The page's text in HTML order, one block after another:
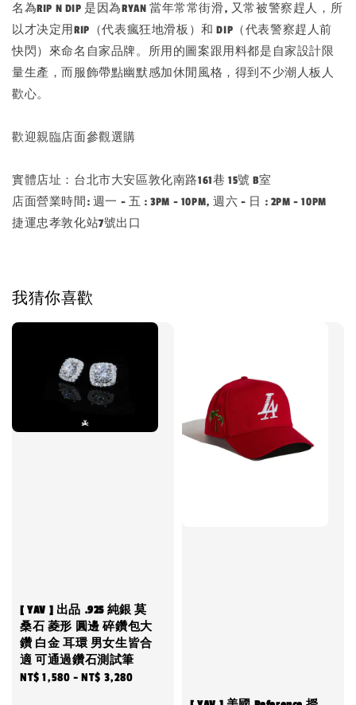
名為RIP N DIP 是因為RYAN 當年常常街滑, 又常被警察趕人，所
以才决定用RIP（代表瘋狂地滑板）和 DIP（代表警察趕人前
快閃）來命名自家品牌。所用的圖案跟用料都是自家設計限
量生產，而服飾帶點幽默感加休閒風格，得到不少潮人板人
歡心。
歡迎親臨店面參觀選購
實體店址：台北市大安區敦化南路161巷 15號 B室
店面營業時間: 週一 - 五 : 3PM - 10PM, 週六 - 日 : 2PM - 10PM
捷運忠孝敦化站7號出口
我猜你喜歡
[ YAV ] 出品 .925 純銀 莫
桑石 菱形 圓邊 碎鑽包大
鑽 白金 耳環 男女生皆合
適 可通過鑽石測試筆
Regular
NT$ 1,580 -NT$ 3,280